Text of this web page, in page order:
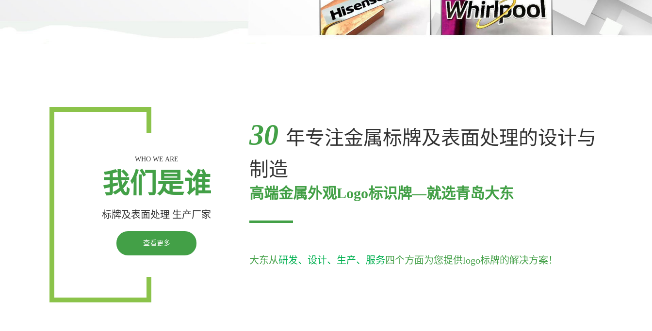
WHO WE ARE
我们是谁
标牌及表面处理 生产厂家
查看更多
30 年专注金属标牌及表面处理的设计与
制造
高端金属外观Logo标识牌—就选青岛大东
大东从研发、设计、生产、服务四个方面为您提供logo标牌的解决方案！